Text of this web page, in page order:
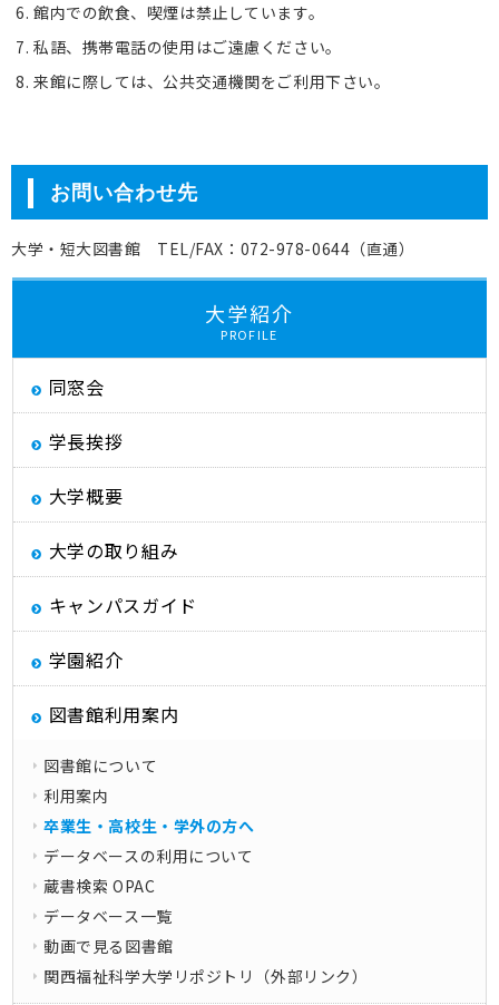
館内での飲食、喫煙は禁止しています。
私語、携帯電話の使用はご遠慮ください。
来館に際しては、公共交通機関をご利用下さい。
お問い合わせ先
大学・短大図書館 TEL/FAX：072-978-0644（直通）
大学紹介
PROFILE
同窓会
学長挨拶
大学概要
大学の取り組み
キャンパスガイド
学園紹介
図書館利用案内
図書館について
利用案内
卒業生・高校生・学外の方へ
データベースの利用について
蔵書検索 OPAC
データベース一覧
動画で見る図書館
関西福祉科学大学リポジトリ（外部リンク）